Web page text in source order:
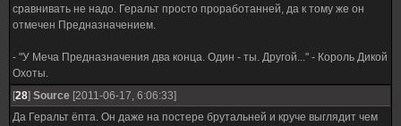
сравнивать не надо. Геральт просто проработанней, да к тому же он
отмечен Предназначением.
- "У Меча Предназначения два конца. Один - ты. Другой..." - Король Дикой
Охоты.
[28] Source [2011-06-17, 6:06:33]
Да Геральт ёпта. Он даже на постере брутальней и круче выглядит чем